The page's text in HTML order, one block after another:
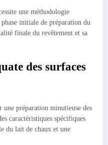
une méthodologie
initiale de préparation du
finale du revêtement et sa
des surfaces
une préparation minutieuse des
caractéristiques spécifiques
du lait de chaux et une